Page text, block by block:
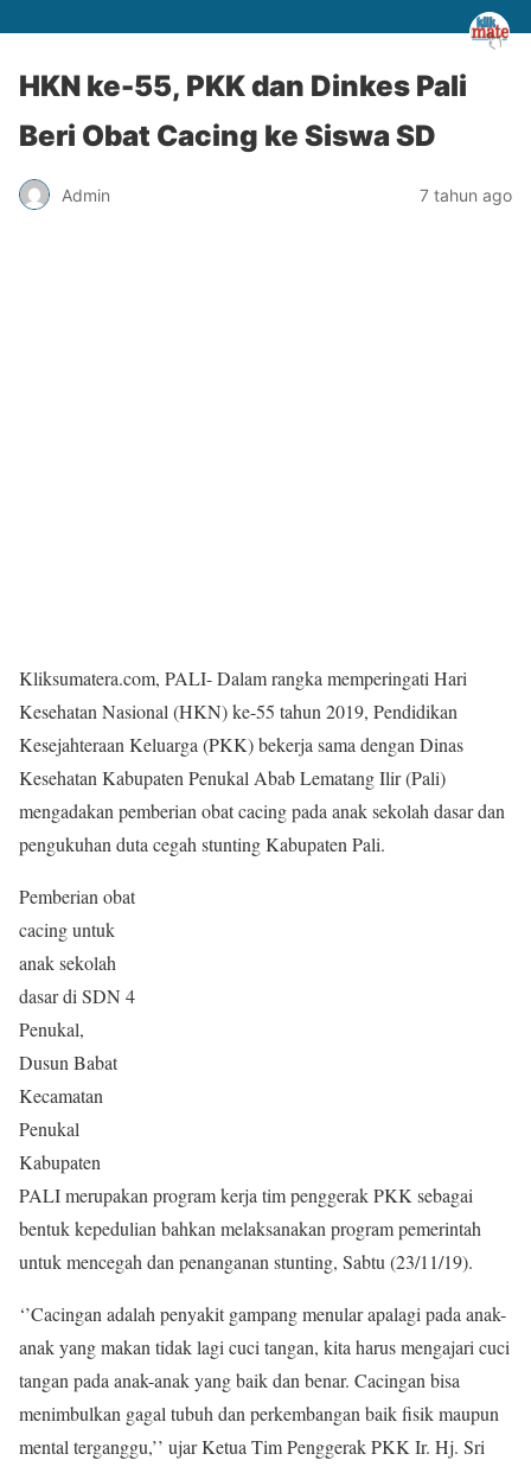
HKN ke-55, PKK dan Dinkes Pali
Beri Obat Cacing ke Siswa SD
Admin 7 tahun ago
Kliksumatera.com, PALI- Dalam rangka memperingati Hari
Kesehatan Nasional (HKN) ke-55 tahun 2019, Pendidikan
Kesejahteraan Keluarga (PKK) bekerja sama dengan Dinas
Kesehatan Kabupaten Penukal Abab Lematang Ilir (Pali)
mengadakan pemberian obat cacing pada anak sekolah dasar dan
pengukuhan duta cegah stunting Kabupaten Pali.
Pemberian obat
cacing untuk
anak sekolah
dasar di SDN 4
Penukal,
Dusun Babat
Kecamatan
Penukal
Kabupaten
PALI merupakan program kerja tim penggerak PKK sebagai
bentuk kepedulian bahkan melaksanakan program pemerintah
untuk mencegah dan penanganan stunting, Sabtu (23/11/19).
‘’Cacingan adalah penyakit gampang menular apalagi pada anak-
anak yang makan tidak lagi cuci tangan, kita harus mengajari cuci
tangan pada anak-anak yang baik dan benar. Cacingan bisa
menimbulkan gagal tubuh dan perkembangan baik fisik maupun
mental terganggu,’’ ujar Ketua Tim Penggerak PKK Ir. Hj. Sri